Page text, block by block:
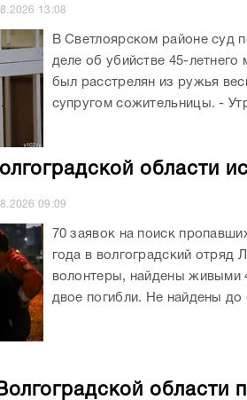
13:08
В Светлоярском районе суд
деле об убийстве 45-
был расстрелян из ружья
супругом сожительницы. -
области
09:09
70 заявок на поиск
года в волгоградский отряд
волонтеры, найдены живыми
двое погибли. Не найдены до
области